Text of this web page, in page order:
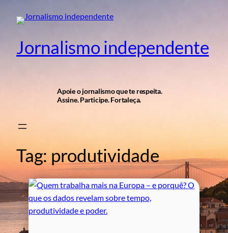
para
conteúdo
Jornalismo independente
Apoie o jornalismo que te respeita.
Assine. Participe. Fortaleça.
Tag:produtividade